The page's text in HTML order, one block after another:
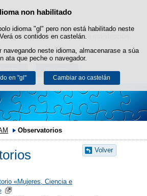
Política de cookies
propias para facilitar a navegación e
obter estatísticas de uso e satisfacción.
no apartado "Cookies" do nosoaviso legal.
Rexeitar
non habilitado
idioma "gl" pero non está habilitado neste
os contidos en castelán.
navegando neste idioma, almacenarase a súa
ata que peche o navegador.
en "gl" Cambiar ao castelán
Saltar ao contido
Observatorios
Volver
«Mujeres, Ciencia e